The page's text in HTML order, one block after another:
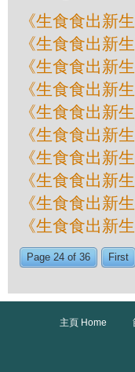
《生食食出新
《生食食出新
《生食食出新
《生食食出新
《生食食出新
《生食食出新
《生食食出新
《生食食出新
《生食食出新
《生食食出新
Page 24 of 36 First
主頁 Home